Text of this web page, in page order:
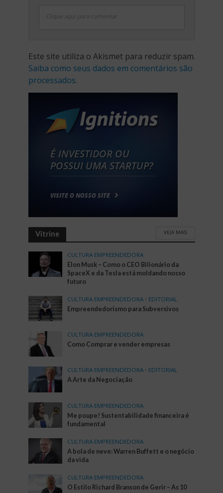
Clique aqui para comentar
Este site utiliza o Akismet para reduzir spam.
Saiba como seus dados em comentários são
processados.
Vitrine VEJA MAIS
CULTURA EMPREENDEDORA
Elon Musk – Como o CEO Bilionário da
SpaceX e da Tesla está moldando nosso
futuro
CULTURA EMPREENDEDORA • EDITORIAL
Empreendedorismo para Subversivos
CULTURA EMPREENDEDORA
Como Comprar e vender empresas
CULTURA EMPREENDEDORA • EDITORIAL
A Arte da Negociação
CULTURA EMPREENDEDORA
Me poupe! Sustentabilidade financeira é
fundamental
CULTURA EMPREENDEDORA
A bola de neve: Warren Buffett e o negócio
da vida
CULTURA EMPREENDEDORA
O Estilo Richard Branson de Gerir – As 10